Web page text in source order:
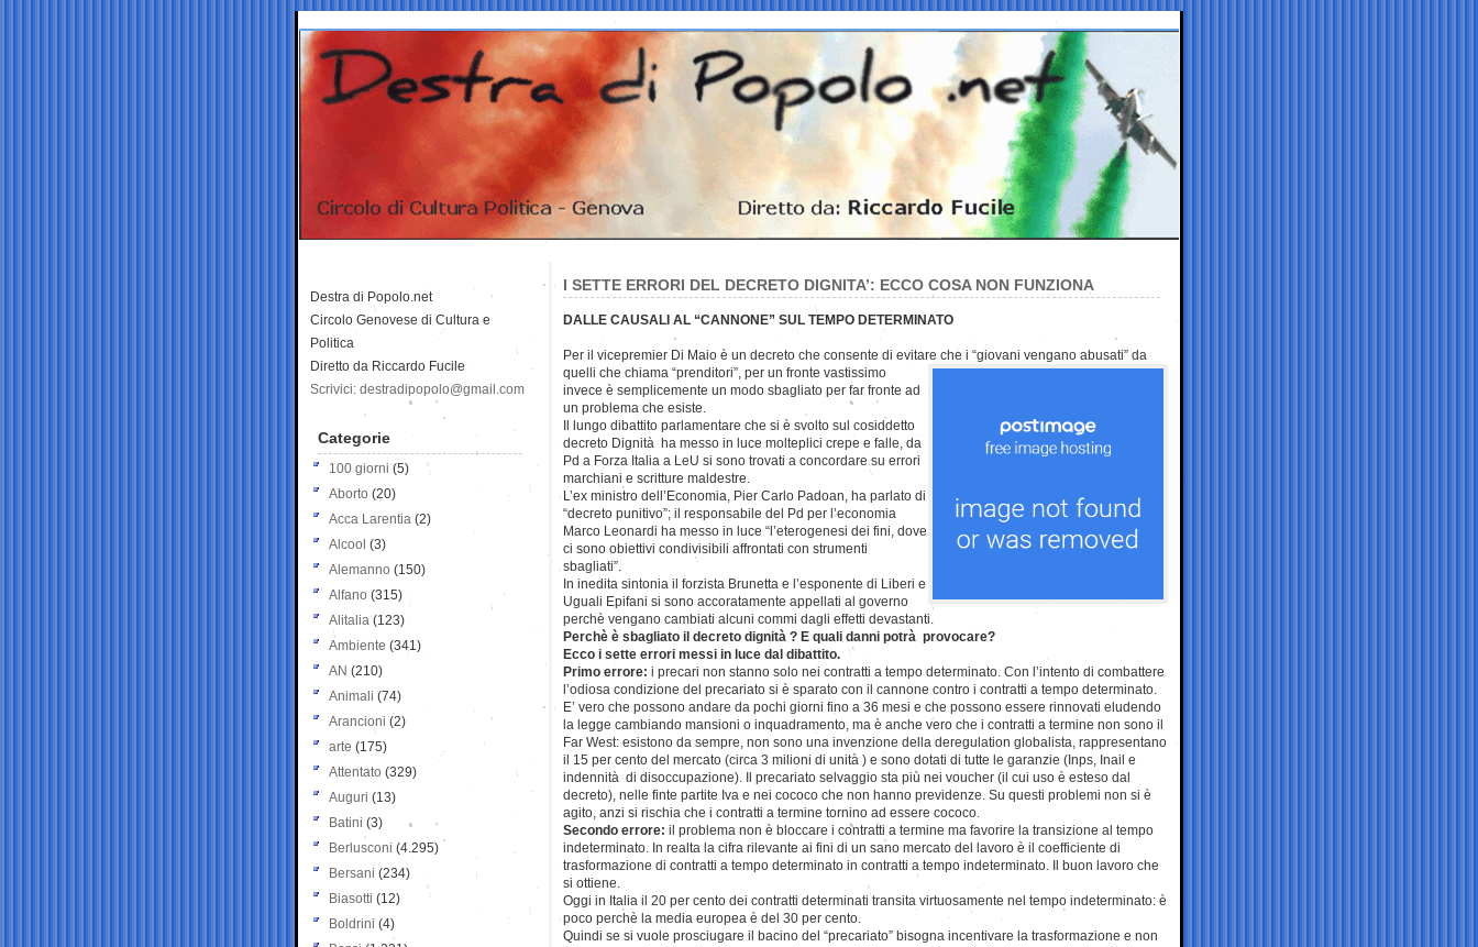
I SETTE ERRORI DEL DECRETO DIGNITA’: ECCO COSA NON FUNZIONA
DALLE CAUSALI AL “CANNONE” SUL TEMPO DETERMINATO
Per il vicepremier Di Maio è un decreto che consente di evitare che i “giovani vengano abusati” da
quelli che chiama “prenditori”, per un fronte vastissimo
invece è semplicemente un modo sbagliato per far fronte ad
un problema che esiste.
Il lungo dibattito parlamentare che si è svolto sul cosiddetto
decreto Dignità ha messo in luce molteplici crepe e falle, da
Pd a Forza Italia a LeU si sono trovati a concordare su errori
marchiani e scritture maldestre.
L’ex ministro dell’Economia, Pier Carlo Padoan, ha parlato di
“decreto punitivo”; il responsabile del Pd per l’economia
Marco Leonardi ha messo in luce “l’eterogenesi dei fini, dove
ci sono obiettivi condivisibili affrontati con strumenti
sbagliati”.
In inedita sintonia il forzista Brunetta e l’esponente di Liberi e
Uguali Epifani si sono accoratamente appellati al governo
perchè vengano cambiati alcuni commi dagli effetti devastanti.
Perchè è sbagliato il decreto dignità ? E quali danni potrà provocare?
Ecco i sette errori messi in luce dal dibattito.
Primo errore: i precari non stanno solo nei contratti a tempo determinato. Con l’intento di combattere
l’odiosa condizione del precariato si è sparato con il cannone contro i contratti a tempo determinato.
E’ vero che possono andare da pochi giorni fino a 36 mesi e che possono essere rinnovati eludendo
la legge cambiando mansioni o inquadramento, ma è anche vero che i contratti a termine non sono il
Far West: esistono da sempre, non sono una invenzione della deregulation globalista, rappresentano
il 15 per cento del mercato (circa 3 milioni di unità ) e sono dotati di tutte le garanzie (Inps, Inail e
indennità di disoccupazione). Il precariato selvaggio sta più nei voucher (il cui uso è esteso dal
decreto), nelle finte partite Iva e nei cococo che non hanno previdenze. Su questi problemi non si è
agito, anzi si rischia che i contratti a termine tornino ad essere cococo.
Secondo errore: il problema non è bloccare i contratti a termine ma favorire la transizione al tempo
indeterminato. In realta la cifra rilevante ai fini di un sano mercato del lavoro è il coefficiente di
trasformazione di contratti a tempo determinato in contratti a tempo indeterminato. Il buon lavoro che
si ottiene.
Oggi in Italia il 20 per cento dei contratti determinati transita virtuosamente nel tempo indeterminato: è
poco perchè la media europea è del 30 per cento.
Quindi se si vuole prosciugare il bacino del “precariato” bisogna incentivare la trasformazione e non
Destra di Popolo.net
Circolo Genovese di Cultura e
Politica
Diretto da Riccardo Fucile
Scrivici: destradipopolo@gmail.com
Categorie
100 giorni (5)
Aborto (20)
Acca Larentia (2)
Alcool (3)
Alemanno (150)
Alfano (315)
Alitalia (123)
Ambiente (341)
AN (210)
Animali (74)
Arancioni (2)
arte (175)
Attentato (329)
Auguri (13)
Batini (3)
Berlusconi (4.295)
Bersani (234)
Biasotti (12)
Boldrini (4)